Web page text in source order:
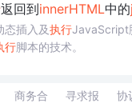
返回到innerHTML中的
态插入及执行JavaScript
行脚本的技术。
商务合
寻求报
协